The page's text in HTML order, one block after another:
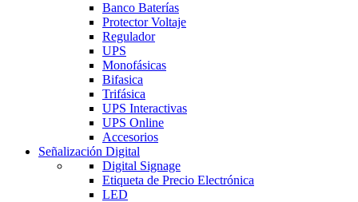
Banco Baterías
Protector Voltaje
Regulador
UPS
Monofásicas
Bifasica
Trifásica
UPS Interactivas
UPS Online
Accesorios
Señalización Digital
Digital Signage
Etiqueta de Precio Electrónica
LED